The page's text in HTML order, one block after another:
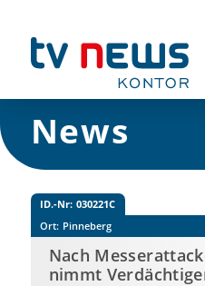
News
ID.-Nr: 030221C
Ort: Pinneberg
Nach
nimmt